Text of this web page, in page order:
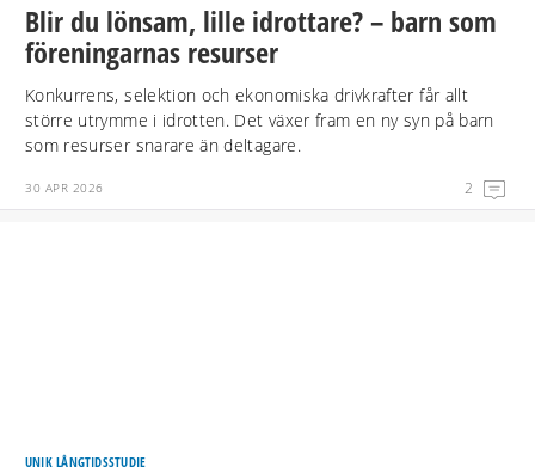
Blir du lönsam, lille idrottare? – barn som
föreningarnas resurser
Konkurrens, selektion och ekonomiska drivkrafter får allt
större utrymme i idrotten. Det växer fram en ny syn på barn
som resurser snarare än deltagare.
30 APR 2026 2
UNIK LÅNGTIDSSTUDIE